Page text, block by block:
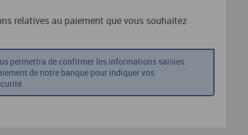
relatives au paiement que vous souhaitez
permettra de confirmer les informations saisies.
de notre banque pour indiquer vos